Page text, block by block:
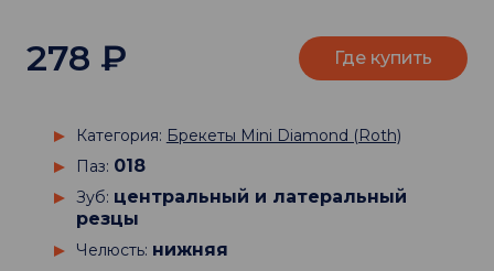
Категория: Брекеты Mini Diamond (Roth)
Паз: 018
Зуб: центральный и латеральный
резцы
Челюсть: нижняя
278 ₽ Где купить